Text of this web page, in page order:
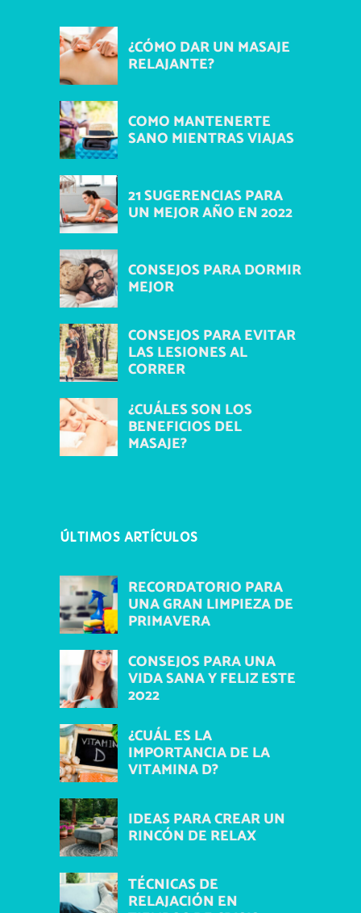
¿CÓMO DAR UN MASAJE
RELAJANTE?
COMO MANTENERTE
SANO MIENTRAS VIAJAS
21 SUGERENCIAS PARA
UN MEJOR AÑO EN 2022
CONSEJOS PARA DORMIR
MEJOR
CONSEJOS PARA EVITAR
LAS LESIONES AL
CORRER
¿CUÁLES SON LOS
BENEFICIOS DEL
MASAJE?
ÚLTIMOS ARTÍCULOS
RECORDATORIO PARA
UNA GRAN LIMPIEZA DE
PRIMAVERA
CONSEJOS PARA UNA
VIDA SANA Y FELIZ ESTE
2022
¿CUÁL ES LA
IMPORTANCIA DE LA
VITAMINA D?
IDEAS PARA CREAR UN
RINCÓN DE RELAX
TÉCNICAS DE
RELAJACIÓN EN